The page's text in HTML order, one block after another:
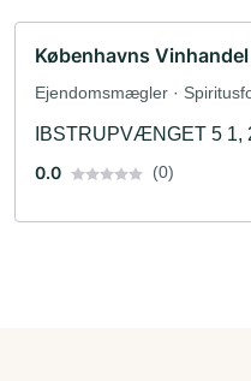
Københavns
Ejendomsmægler ·
IBSTRUPVÆNGET 5 1,
0.0
(0)